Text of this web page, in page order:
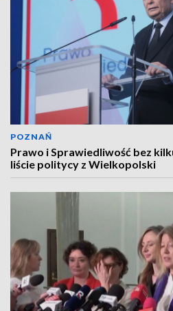
POZNAŃ
Prawo i Sprawiedliwość bez
liście politycy z Wielkopolski